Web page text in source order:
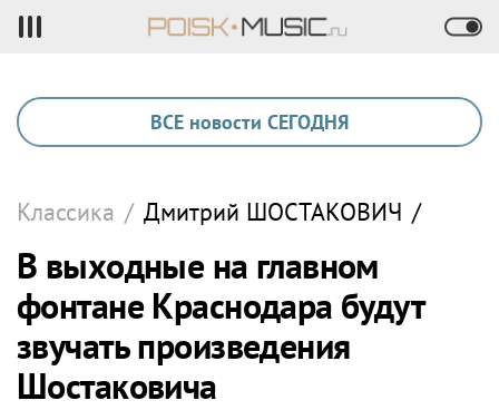
ВСЕ новости СЕГОДНЯ
Классика / Дмитрий ШОСТАКОВИЧ /
В выходные на главном
фонтане Краснодара будут
звучать произведения
Шостаковича